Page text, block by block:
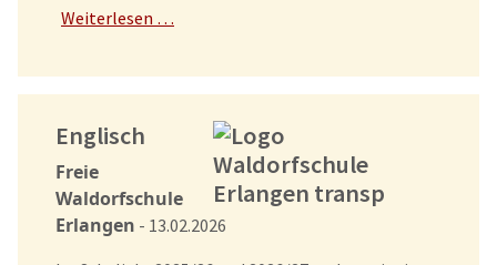
Weiterlesen …
Englisch
Freie
Waldorfschule
Erlangen - 13.02.2026